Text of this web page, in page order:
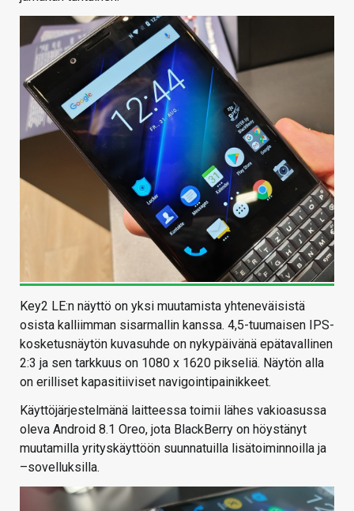
Key2 LE:n näyttö on yksi muutamista yhteneväisistä
osista kalliimman sisarmallin kanssa. 4,5-tuumaisen IPS-
kosketusnäytön kuvasuhde on nykypäivänä epätavallinen
2:3 ja sen tarkkuus on 1080 x 1620 pikseliä. Näytön alla
on erilliset kapasitiiviset navigointipainikkeet.
Käyttöjärjestelmänä laitteessa toimii lähes vakioasussa
oleva Android 8.1 Oreo, jota BlackBerry on höystänyt
muutamilla yrityskäyttöön suunnatuilla lisätoiminnoilla ja
–sovelluksilla.